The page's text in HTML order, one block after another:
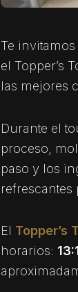
Te
el Topper’s
las mejores
Durante el
proceso,
paso y los
refrescantes
El Topper’s
horarios: